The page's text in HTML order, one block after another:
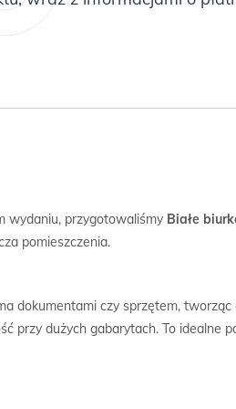
wydaniu, przygotowaliśmy Białe
pomieszczenia.
dokumentami czy sprzętem,
dużych gabarytach. To idealne